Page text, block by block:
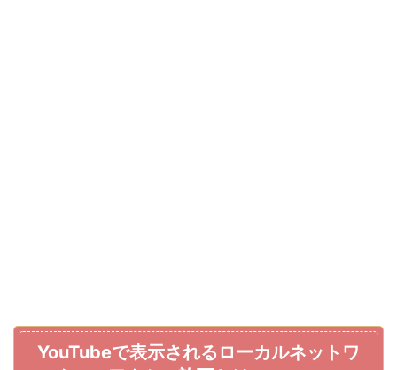
YouTubeで表示されるローカルネットワ